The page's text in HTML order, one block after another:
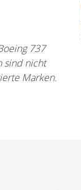
737
sind nicht
Marken.